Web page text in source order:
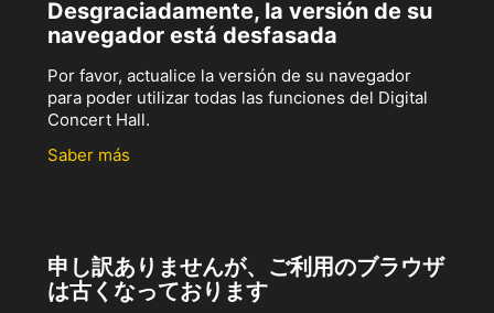
Desgraciadamente, la versión de su
navegador está desfasada
Por favor, actualice la versión de su navegador
para poder utilizar todas las funciones del Digital
Concert Hall.
Saber más
申し訳ありませんが、ご利用のブラウザ
は古くなっております